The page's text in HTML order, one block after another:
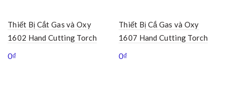
Thiết Bị Cắt Gas và Oxy
1602 Hand Cutting Torch
0₫
Thiết Bị Cắ Gas và Oxy
1607 Hand Cutting Torch
0₫